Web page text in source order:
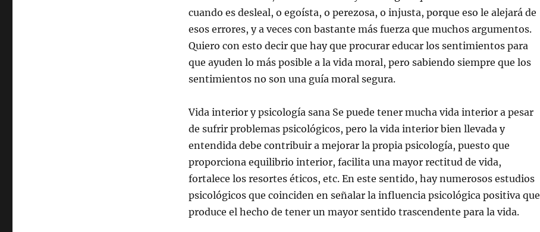
cuando es desleal, o egoísta, o perezosa, o injusta, porque eso le alejará de
esos errores, y a veces con bastante más fuerza que muchos argumentos.
Quiero con esto decir que hay que procurar educar los sentimientos para
que ayuden lo más posible a la vida moral, pero sabiendo siempre que los
sentimientos no son una guía moral segura.
Vida interior y psicología sana Se puede tener mucha vida interior a pesar
de sufrir problemas psicológicos, pero la vida interior bien llevada y
entendida debe contribuir a mejorar la propia psicología, puesto que
proporciona equilibrio interior, facilita una mayor rectitud de vida,
fortalece los resortes éticos, etc. En este sentido, hay numerosos estudios
psicológicos que coinciden en señalar la influencia psicológica positiva que
produce el hecho de tener un mayor sentido trascendente para la vida.